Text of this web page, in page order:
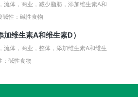
流体，商业，减少脂肪，添加维生素A和
碱性：碱性食物
维生素A和维生素D）
流体，商业，整体，添加维生素A和维生
：碱性食物